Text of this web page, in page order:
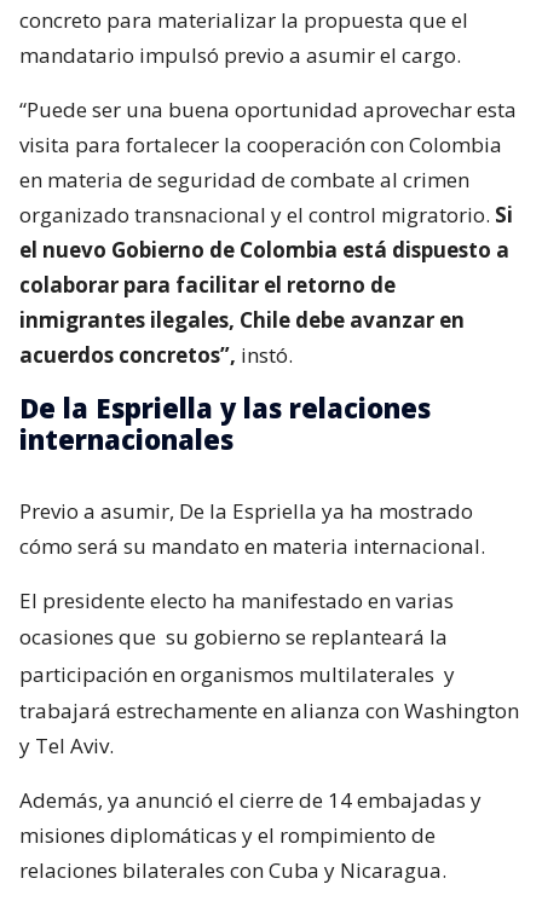
concreto para materializar la propuesta que el
mandatario impulsó previo a asumir el cargo.
“Puede ser una buena oportunidad aprovechar esta
visita para fortalecer la cooperación con Colombia
en materia de seguridad de combate al crimen
organizado transnacional y el control migratorio. Si
el nuevo Gobierno de Colombia está dispuesto a
colaborar para facilitar el retorno de
inmigrantes ilegales, Chile debe avanzar en
acuerdos concretos”, instó.
De la Espriella y las relaciones
internacionales
Previo a asumir, De la Espriella ya ha mostrado
cómo será su mandato en materia internacional.
El presidente electo ha manifestado en varias
ocasiones que su gobierno se replanteará la
participación en organismos multilaterales y
trabajará estrechamente en alianza con Washington
y Tel Aviv.
Además, ya anunció el cierre de 14 embajadas y
misiones diplomáticas y el rompimiento de
relaciones bilaterales con Cuba y Nicaragua.